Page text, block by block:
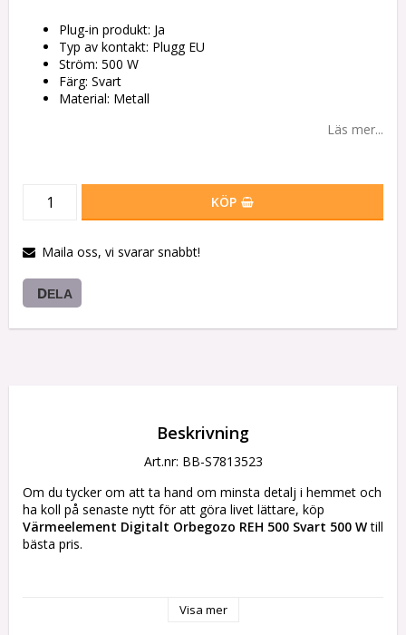
Plug-in produkt: Ja
Typ av kontakt: Plugg EU
Ström: 500 W
Färg: Svart
Material: Metall
Läs mer...
KÖP
Maila oss, vi svarar snabbt!
DELA
Beskrivning
Art.nr: BB-S7813523
Om du tycker om att ta hand om minsta detalj i hemmet och
Värmeelement Digitalt Orbegozo REH 500 Svart 500 W till
bästa pris.
Typ av kontakt: Plugg EUVisa mer